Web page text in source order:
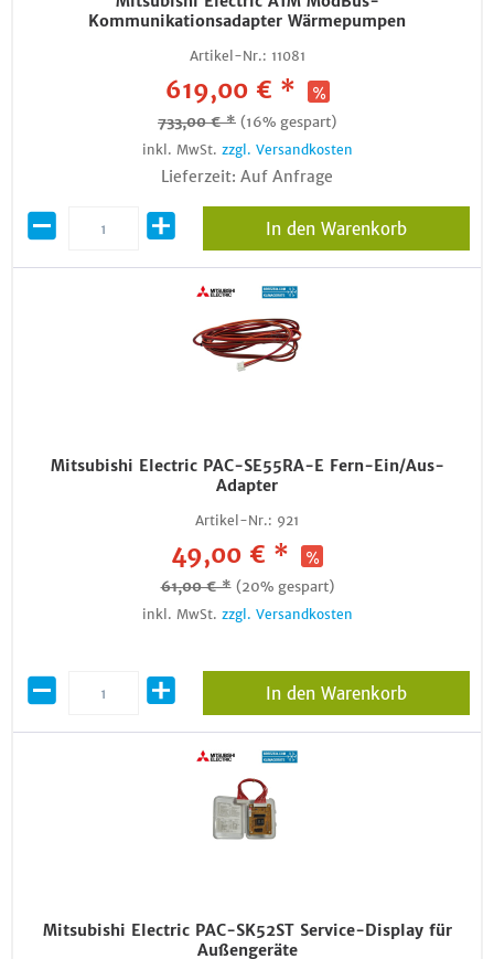
Kommunikationsadapter Wärmepumpen
Artikel-Nr.: 11081
619,00 € *
733,00 € * (16% gespart)
inkl. MwSt. zzgl. Versandkosten
Lieferzeit: Auf Anfrage
In den Warenkorb
Mitsubishi Electric PAC-SE55RA-E Fern-Ein/Aus-
Adapter
Artikel-Nr.: 921
49,00 € *
61,00 € * (20% gespart)
inkl. MwSt. zzgl. Versandkosten
In den Warenkorb
Mitsubishi Electric PAC-SK52ST Service-Display für
Außengeräte